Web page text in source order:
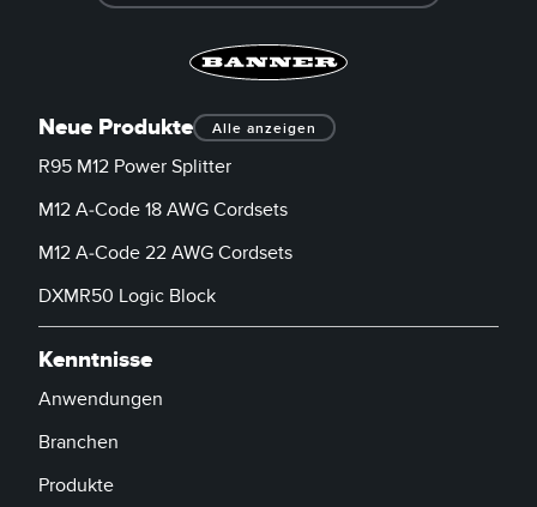
TECHNOLOGIE
Sensoren mit IO-Link
Neue Produkte Alle anzeigen
R95 M12 Power Splitter
M12 A-Code 18 AWG Cordsets
M12 A-Code 22 AWG Cordsets
DXMR50 Logic Block
Kenntnisse
Anwendungen
Branchen
Produkte